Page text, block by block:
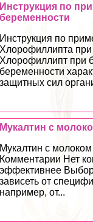
Инструкция по
беременности
Инструкция по
Хлорофиллипта
Хлорофиллипт при
беременности
защитных сил
Мукалтин с
Мукалтин с
Комментарии Нет
эффективнее
зависеть от
например, от...